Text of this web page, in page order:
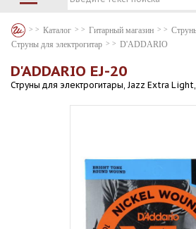
Каталог Гитарный магазин
Струны для электрогитар
D'ADDARIO
D'ADDARIO EJ-20
Струны для электрогитары, Jazz Extra